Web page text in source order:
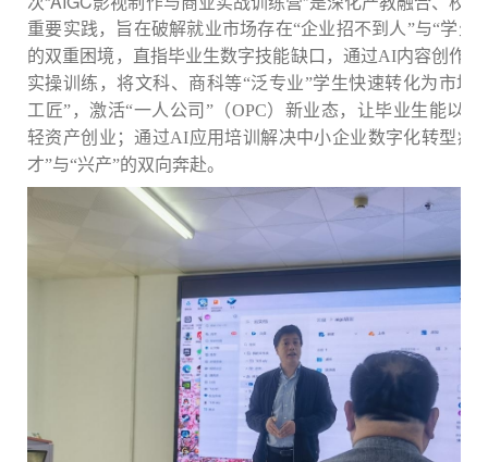
重要实践，
旨在破解就业市场存在“企业招不到人”与“学生
的双重困境，直指毕业生数字技能缺口，通过AI内容创作
实操训练，将文科、商科等“泛专业”学生快速转化为市场
工匠”，激活“一人公司”（OPC）新业态，让毕业生能以
轻资产创业；通过AI应用培训解决中小企业数字化转型痛
才”与“兴产”的双向奔赴。